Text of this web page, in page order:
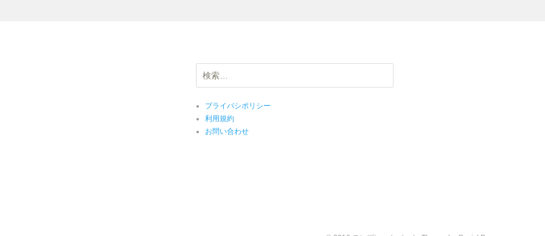
索:
プライバシポリシー
利用規約
お問い合わせ